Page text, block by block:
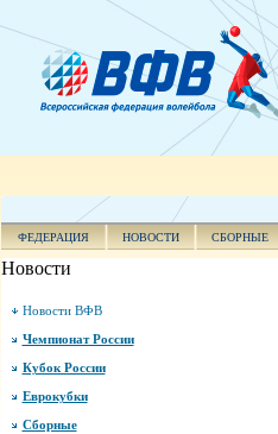
ФЕДЕРАЦИЯ НОВОСТИ СБОРНЫЕ
Новости
Новости ВФВ
Чемпионат России
Кубок России
Еврокубки
Сборные